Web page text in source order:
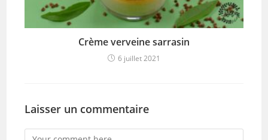
Crème verveine sarrasin
6 juillet 2021
Laisser un commentaire